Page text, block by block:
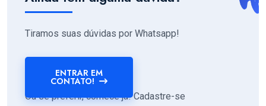
Tiramos suas dúvidas por Whatsapp!
ENTRAR EM
CONTATO!
Ou se preferir, comece já! Cadastre-se